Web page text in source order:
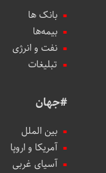
بانک ها
بیمه‌ها
نفت و انرژی
تبلیغات
#جهان
بین الملل
آمریکا و اروپا
آسیای غربی